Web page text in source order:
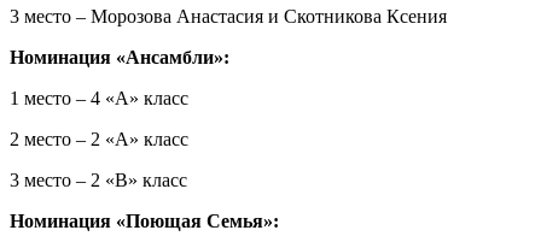
3 место – Морозова Анастасия и Скотникова Ксения
Номинация «Ансамбли»:
1 место – 4 «А» класс
2 место – 2 «А» класс
3 место – 2 «В» класс
Номинация «Поющая Семья»: